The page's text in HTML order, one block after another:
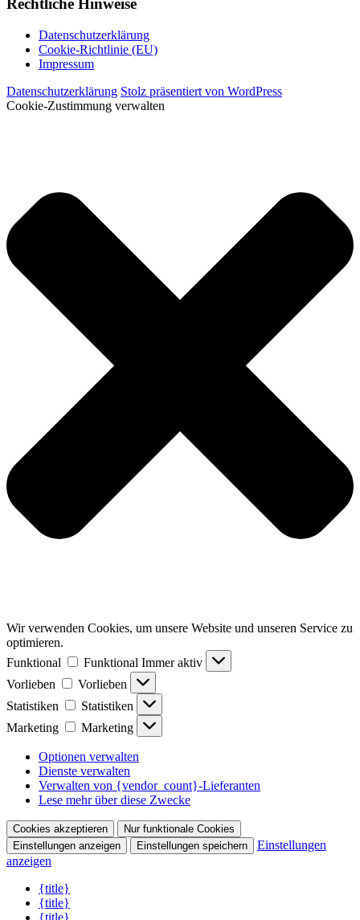
Rechtliche Hinweise
Datenschutzerklärung
Cookie-Richtlinie (EU)
Impressum
Datenschutzerklärung Stolz präsentiert von WordPress
Cookie-Zustimmung verwalten
Wir verwenden Cookies, um unsere Website und unseren Service zu
optimieren.
Funktional
Funktional Immer aktiv
Vorlieben
Vorlieben
Statistiken
Statistiken
Marketing
Marketing
Optionen verwalten
Dienste verwalten
Verwalten von {vendor_count}-Lieferanten
Lese mehr über diese Zwecke
Cookies akzeptieren
Nur funktionale Cookies
Einstellungen anzeigen
Einstellungen speichern
Einstellungen
anzeigen
{title}
{title}